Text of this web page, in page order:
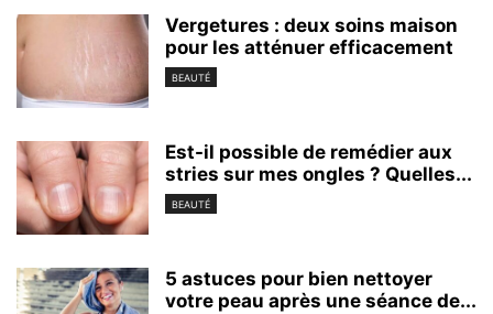
Vergetures : deux soins maison
pour les atténuer efficacement
BEAUTÉ
Est-il possible de remédier aux
stries sur mes ongles ? Quelles...
BEAUTÉ
5 astuces pour bien nettoyer
votre peau après une séance de...